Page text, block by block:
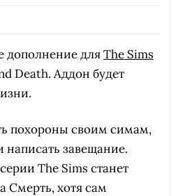
дополнение дляThe Sims
Death. Аддон будет
похороны своим симам,
завещание.
The Sims станет
Смерть, хотя сам